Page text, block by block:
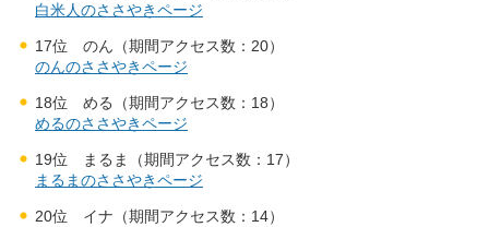
白米人のささやきページ
17位 のん（期間アクセス数：20）
のんのささやきページ
18位 める（期間アクセス数：18）
めるのささやきページ
19位 まるま（期間アクセス数：17）
まるまのささやきページ
20位 イナ（期間アクセス数：14）